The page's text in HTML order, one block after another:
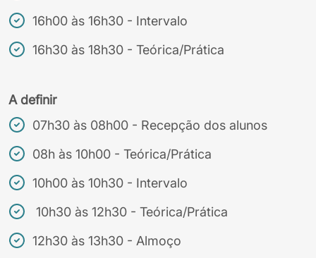
16h00 às 16h30 - Intervalo
16h30 às 18h30 - Teórica/Prática
A definir
07h30 às 08h00 - Recepção dos alunos
08h às 10h00 - Teórica/Prática
10h00 às 10h30 - Intervalo
10h30 às 12h30 - Teórica/Prática
12h30 às 13h30 - Almoço